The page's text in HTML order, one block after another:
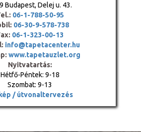
Budapest, Delej u. 43.
06-1-788-50-95
06-30-9-578-738
06-1-323-00-13
info@tapetacenter.hu
www.tapetauzlet.org
Nyitvatartás:
Hétfő-Péntek: 9-18
Szombat: 9-13
/ útvonaltervezés